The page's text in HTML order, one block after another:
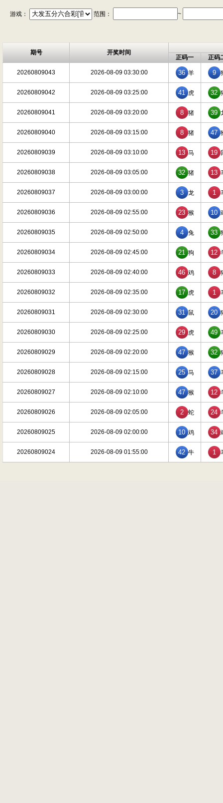
游戏： 范围： ~
期号 开奖时间
正码一 正码
20260809043 2026-08-09 03:30:00 36 羊 9
20260809042 2026-08-09 03:25:00 41 虎 32
20260809041 2026-08-09 03:20:00 8 猪 39
20260809040 2026-08-09 03:15:00 8 猪 47
20260809039 2026-08-09 03:10:00 13 马 19
20260809038 2026-08-09 03:05:00 32 猪 13
20260809037 2026-08-09 03:00:00 3 龙 1
20260809036 2026-08-09 02:55:00 23 猴 10
20260809035 2026-08-09 02:50:00 4 兔 33
20260809034 2026-08-09 02:45:00 21 狗 12
20260809033 2026-08-09 02:40:00 46 鸡 8
20260809032 2026-08-09 02:35:00 17 虎 1
20260809031 2026-08-09 02:30:00 31 鼠 20
20260809030 2026-08-09 02:25:00 29 虎 49
20260809029 2026-08-09 02:20:00 47 猴 32
20260809028 2026-08-09 02:15:00 25 马 37
20260809027 2026-08-09 02:10:00 47 猴 12
20260809026 2026-08-09 02:05:00 2 蛇 24
20260809025 2026-08-09 02:00:00 10 鸡 34
20260809024 2026-08-09 01:55:00 42 牛 1